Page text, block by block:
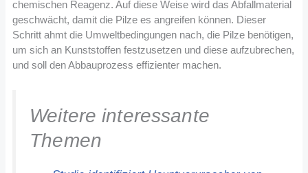
chemischen Reagenz. Auf diese Weise wird das Abfallmaterial
geschwächt, damit die Pilze es angreifen können. Dieser
Schritt ahmt die Umweltbedingungen nach, die Pilze benötigen,
um sich an Kunststoffen festzusetzen und diese aufzubrechen,
und soll den Abbauprozess effizienter machen.
Weitere interessante
Themen